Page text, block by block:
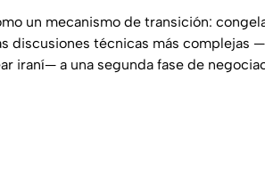
un mecanismo de transición:
discusiones técnicas más complejas
iraní— a una segunda fase de